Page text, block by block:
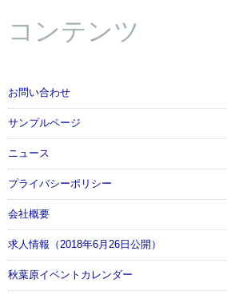
コンテンツ
お問い合わせ
サンプルページ
ニュース
プライバシーポリシー
会社概要
求人情報（2018年6月26日公開）
秋葉原イベントカレンダー